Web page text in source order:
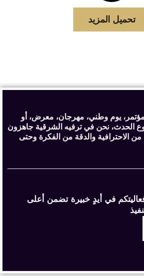
تحميل المزيد
يوم وطني، مهرجان، معرض، أو
الحدث، نحن في ترفيه الشرقية جاهزون
الاحترافية والدقة من الفكرة وحتى
في أيدٍ خبيرة تضمن أعلى